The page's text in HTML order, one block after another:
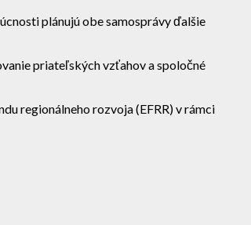
plánujú obe samosprávy ďalšie
priateľských vzťahov a spoločné
regionálneho rozvoja (EFRR) v rámci